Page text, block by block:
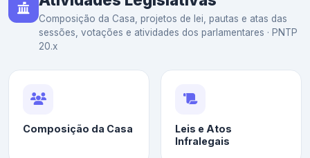
Composição da Casa, projetos de lei, pautas e atas das
sessões, votações e atividades dos parlamentares · PNTP
20.x
Composição da Casa
Leis e Atos
Infralegais